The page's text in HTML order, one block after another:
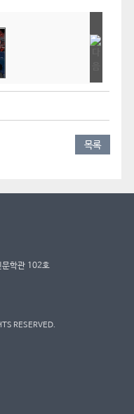
목록
문학관 102호
RESERVED.